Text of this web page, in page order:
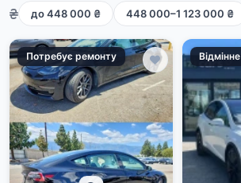
до 448 000 ₴ 448 000–1 123 000 ₴
Потребує ремонту Відмінне